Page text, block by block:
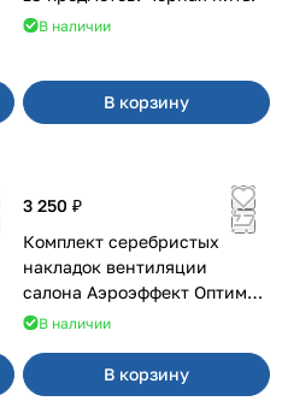
В наличии
В корзину
3 250 ₽
Комплект серебристых
накладок вентиляции
салона Аэроэффект Оптимал
на 4х4
В наличии
В корзину